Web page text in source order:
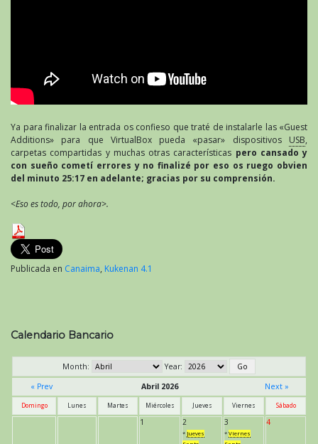
Ya para finalizar la entrada os confieso que traté de instalarle las «Guest
Additions» para que VirtualBox pueda «pasar» dispositivos USB,
carpetas compartidas y muchas otras características pero cansado y
con sueño cometí errores y no finalizé por eso os ruego obvien
del minuto 25:17 en adelante; gracias por su comprensión.
<Eso es todo, por ahora>.
Publicada en Canaima, Kukenan 4.1
Calendario Bancario
Month:
Year:
« Prev
Abril 2026 Next »
Domingo Lunes Martes Miércoles Jueves Viernes Sábado
1 2
* Jueves
3
* Viernes
4